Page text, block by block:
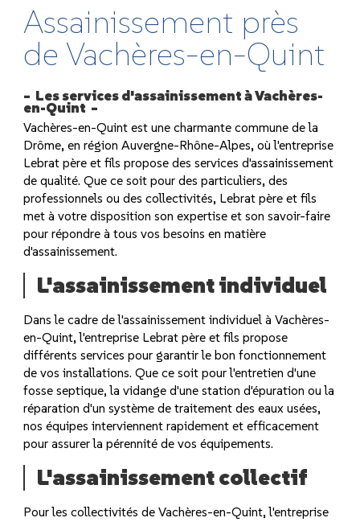
Assainissement près
de Vachères-en-Quint
Les services d'assainissement à Vachères-
en-Quint
Vachères-en-Quint est une charmante commune de la
Drôme, en région Auvergne-Rhône-Alpes, où l'entreprise
Lebrat père et fils propose des services d'assainissement
de qualité. Que ce soit pour des particuliers, des
professionnels ou des collectivités, Lebrat père et fils
met à votre disposition son expertise et son savoir-faire
pour répondre à tous vos besoins en matière
d'assainissement.
L'assainissement individuel
Dans le cadre de l'assainissement individuel à Vachères-
en-Quint, l'entreprise Lebrat père et fils propose
différents services pour garantir le bon fonctionnement
de vos installations. Que ce soit pour l'entretien d'une
fosse septique, la vidange d'une station d'épuration ou la
réparation d'un système de traitement des eaux usées,
nos équipes interviennent rapidement et efficacement
pour assurer la pérennité de vos équipements.
L'assainissement collectif
Pour les collectivités de Vachères-en-Quint, l'entreprise